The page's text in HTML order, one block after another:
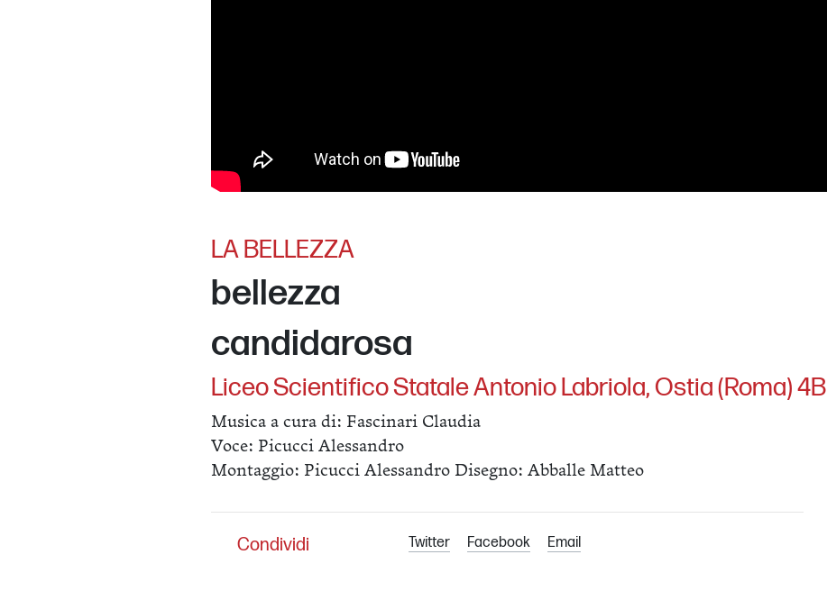
LA BELLEZZA
bellezza
candidarosa
Liceo Scientifico Statale Antonio Labriola, Ostia (Roma) 4B
Musica a cura di: Fascinari Claudia
Voce: Picucci Alessandro
Montaggio: Picucci Alessandro Disegno: Abballe Matteo
Condividi Twitter Facebook Email